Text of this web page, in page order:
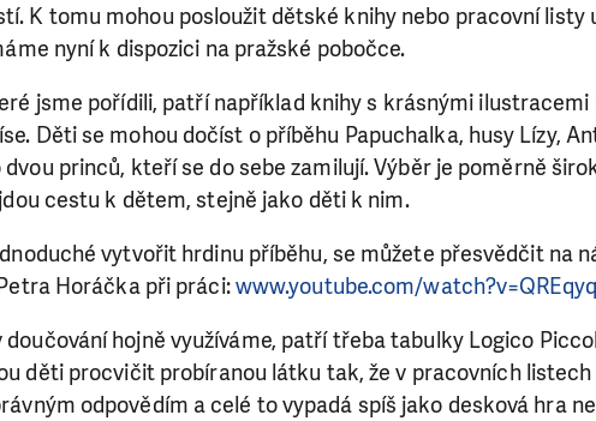
K tomu mohou posloužit dětské knihy nebo pracovní listy
nyní k dispozici na pražské pobočce.
jsme pořídili, patří například knihy s krásnými ilustracemi
Děti se mohou dočíst o příběhu Papuchalka, husy Lízy,
princů, kteří se do sebe zamilují. Výběr je poměrně
cestu k dětem, stejně jako děti k nim.
vytvořit hrdinu příběhu, se můžete přesvědčit na
Horáčka při práci:www.youtube.com/
hojně využíváme, patří třeba tabulky Logico
děti procvičit probíranou látku tak, že v pracovních
odpovědím a celé to vypadá spíš jako desková hra